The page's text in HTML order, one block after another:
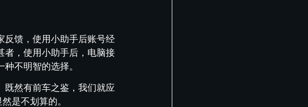
反馈，使用小助手后账号经
者，使用小助手后，电脑接
不明智的选择。
既然有前车之鉴，我们就应
是不划算的。